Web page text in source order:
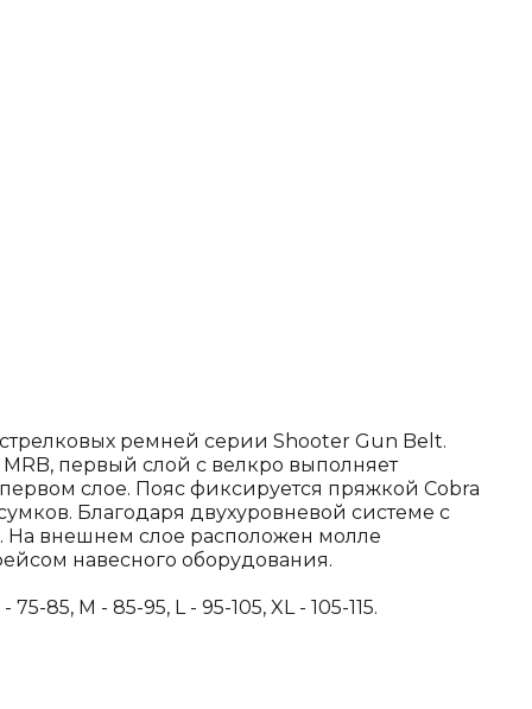
ремней серии Shooter Gun Belt.
первый слой с велкро выполняет
слое. Пояс фиксируется пряжкой Cobra
Благодаря двухуровневой системе с
На внешнем слое расположен молле
навесного оборудования.
85, M - 85-95, L - 95-105, XL - 105-115.